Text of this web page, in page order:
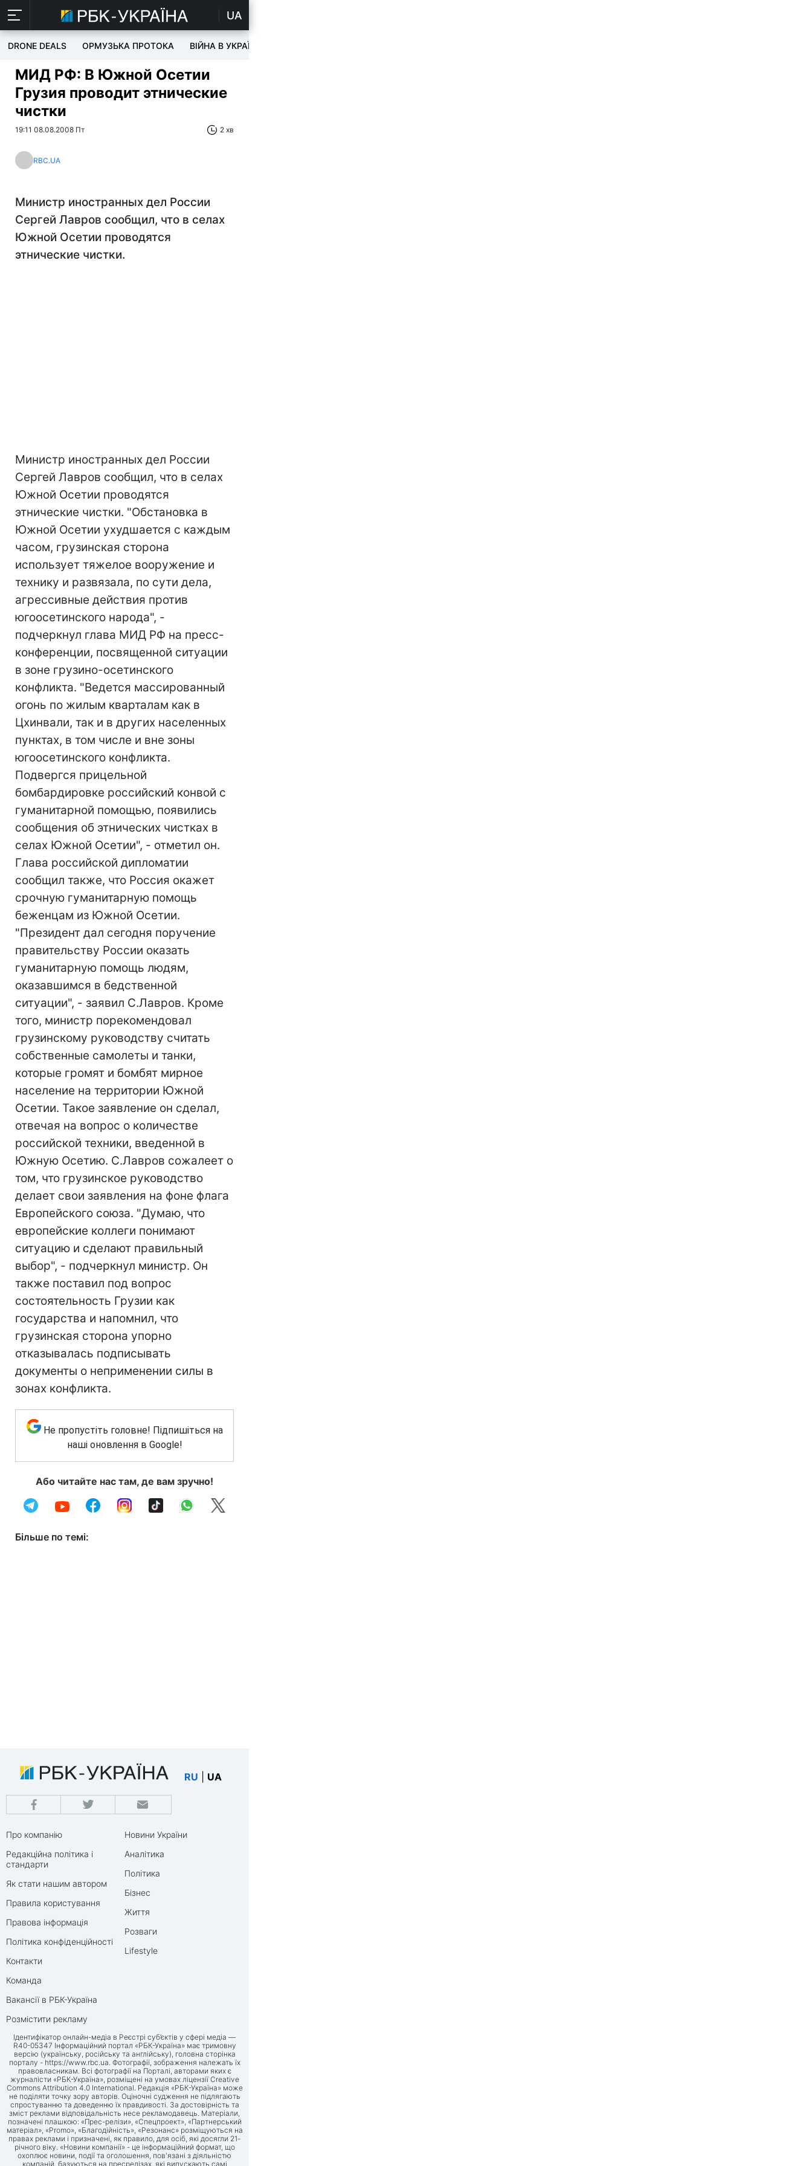
UA
DRONE DEALS ОРМУЗЬКА ПРОТОКА ВІЙНА В УКРАЇНІ
МИД РФ: В Южной Осетии
Грузия проводит этнические
чистки
19:11 08.08.2008 Пт 2 хв
RBC.UA
Министр иностранных дел России
Сергей Лавров сообщил, что в селах
Южной Осетии проводятся
этнические чистки.
Министр иностранных дел России
Сергей Лавров сообщил, что в селах
Южной Осетии проводятся
этнические чистки. "Обстановка в
Южной Осетии ухудшается с каждым
часом, грузинская сторона
использует тяжелое вооружение и
технику и развязала, по сути дела,
агрессивные действия против
югоосетинского народа", -
подчеркнул глава МИД РФ на пресс-
конференции, посвященной ситуации
в зоне грузино-осетинского
конфликта. "Ведется массированный
огонь по жилым кварталам как в
Цхинвали, так и в других населенных
пунктах, в том числе и вне зоны
югоосетинского конфликта.
Подвергся прицельной
бомбардировке российский конвой с
гуманитарной помощью, появились
сообщения об этнических чистках в
селах Южной Осетии", - отметил он.
Глава российской дипломатии
сообщил также, что Россия окажет
срочную гуманитарную помощь
беженцам из Южной Осетии.
"Президент дал сегодня поручение
правительству России оказать
гуманитарную помощь людям,
оказавшимся в бедственной
ситуации", - заявил С.Лавров. Кроме
того, министр порекомендовал
грузинскому руководству считать
собственные самолеты и танки,
которые громят и бомбят мирное
население на территории Южной
Осетии. Такое заявление он сделал,
отвечая на вопрос о количестве
российской техники, введенной в
Южную Осетию. С.Лавров сожалеет о
том, что грузинское руководство
делает свои заявления на фоне флага
Европейского союза. "Думаю, что
европейские коллеги понимают
ситуацию и сделают правильный
выбор", - подчеркнул министр. Он
также поставил под вопрос
состоятельность Грузии как
государства и напомнил, что
грузинская сторона упорно
отказывалась подписывать
документы о неприменении силы в
зонах конфликта.
Не пропустіть головне! Підпишіться на
наші оновлення в Google!
Або читайте нас там, де вам зручно!
Більше по темі:
RU UA
Про компанію
Редакційна політика і
стандарти
Як стати нашим автором
Правила користування
Правова інформація
Політика конфіденційності
Контакти
Команда
Вакансії в РБК-Україна
Розмістити рекламу
Новини України
Аналітика
Політика
Бізнес
Життя
Розваги
Lifestyle
Ідентифікатор онлайн-медіа в Реєстрі суб’єктів у сфері медіа —
R40-05347 Інформаційний портал «РБК-Україна» має тримовну
версію (українську, російську та англійську), головна сторінка
порталу - https://www.rbc.ua. Фотографії, зображення належать їх
правовласникам. Всі фотографії на Порталі, авторами яких є
журналісти «РБК-Україна», розміщені на умовах ліцензії Creative
Commons Attribution 4.0 International. Редакція «РБК-Україна» може
не поділяти точку зору авторів. Оціночні судження не підлягають
спростуванню та доведенню їх правдивості. За достовірність та
зміст реклами відповідальність несе рекламодавець. Матеріали,
позначені плашкою: «Прес-релізи», «Спецпроект», «Партнерський
матеріал», «Promo», «Благодійність», «Резонанс» розміщуються на
правах реклами і призначені, як правило, для осіб, які досягли 21-
річного віку. «Новини компанії» - це інформаційний формат, що
охоплює новини, події та оголошення, пов'язані з діяльністю
компаній, базуються на пресрелізах, які випускають самі